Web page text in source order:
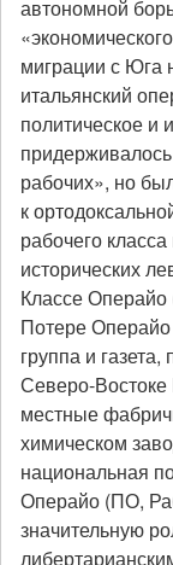
автономной
миграции с Юга
итальянский
политическое и
рабочих», но
к
рабочего
исторических
Классе Операйо
Потере
группа и
Северо-
местные
химическом
национальная
Операйо (ПО,
значительную